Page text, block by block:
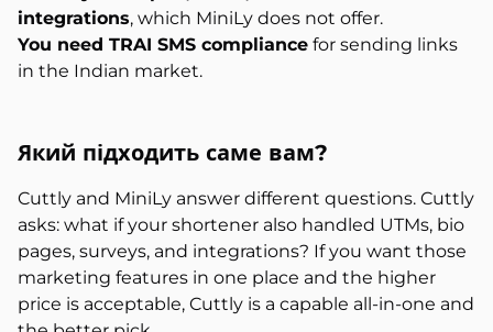
integrations, which MiniLy does not offer.
You need TRAI SMS compliance for sending links
in the Indian market.
Який підходить саме вам?
Cuttly and MiniLy answer different questions. Cuttly
asks: what if your shortener also handled UTMs, bio
pages, surveys, and integrations? If you want those
marketing features in one place and the higher
price is acceptable, Cuttly is a capable all-in-one and